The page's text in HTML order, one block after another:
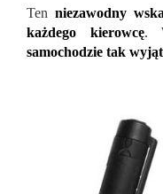
Ten niezawodny
każdego kierowcę.
samochodzie tak